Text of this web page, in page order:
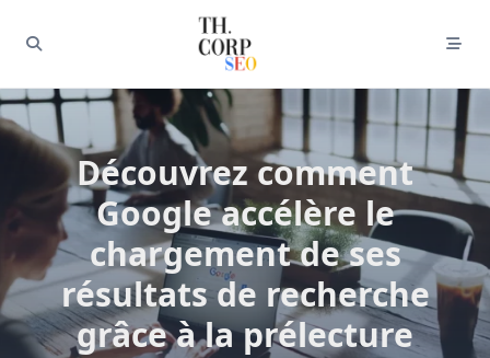
Découvrez comment
Google accélère le
chargement de ses
résultats de recherche
grâce à la prélecture